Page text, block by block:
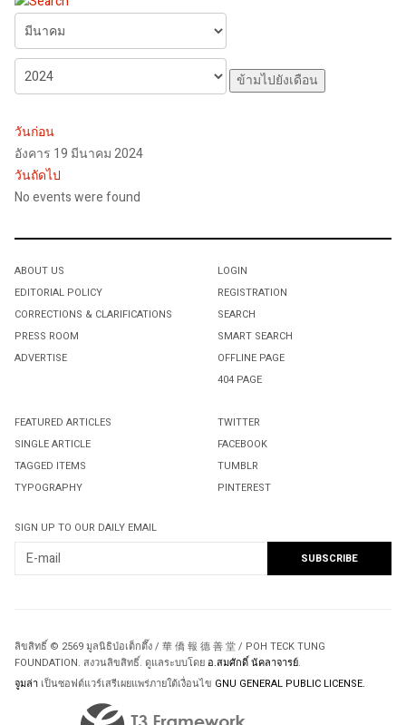
ข้ามไปยังเดือน
วันก่อน
อังคาร 19 มีนาคม 2024
วันถัดไป
No events were found
ABOUT US
EDITORIAL POLICY
CORRECTIONS & CLARIFICATIONS
PRESS ROOM
ADVERTISE
LOGIN
REGISTRATION
SEARCH
SMART SEARCH
OFFLINE PAGE
404 PAGE
FEATURED ARTICLES
SINGLE ARTICLE
TAGGED ITEMS
TYPOGRAPHY
TWITTER
FACEBOOK
TUMBLR
PINTEREST
SIGN UP TO OUR DAILY EMAIL
ลิขสิทธิ์ © 2569 มูลนิธิป่อเต็กตึ๊ง / 華 僑 報 德 善 堂 / POH TECK TUNG
FOUNDATION. สงวนลิขสิทธิ์. ดูแลระบบโดย อ.สมศักดิ์ นัคลาจารย์.
จูมล่า เป็นซอฟต์แวร์เสรีเผยแพร่ภายใต้เงื่อนไข GNU GENERAL PUBLIC LICENSE.